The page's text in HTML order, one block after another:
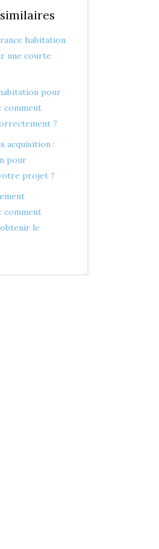
habitation
une courte
pour
comment
?
acquisition :
pour
projet ?
comment
le